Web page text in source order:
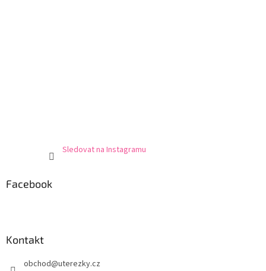
Sledovat na Instagramu
Facebook
Kontakt
obchod@uterezky.cz